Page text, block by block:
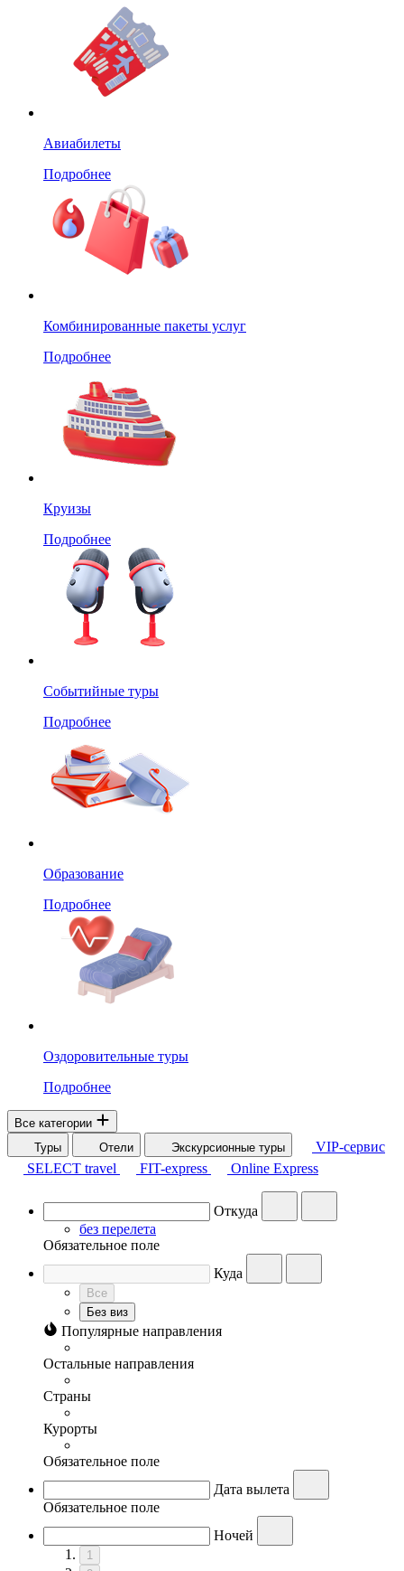
Авиабилеты
Подробнее
Комбинированные пакеты услуг
Подробнее
Круизы
Подробнее
Событийные туры
Подробнее
Образование
Подробнее
Оздоровительные туры
Подробнее
Все категории
Туры
Отели Экскурсионные туры
VIP-сервис
SELECT travel
FIT-express Online Express
Откуда
без перелета
Обязательное поле
Куда
Все
Без виз
Популярные направления
Остальные направления
Страны
Курорты
Обязательное поле
Дата вылета
Обязательное поле
Ночей
1